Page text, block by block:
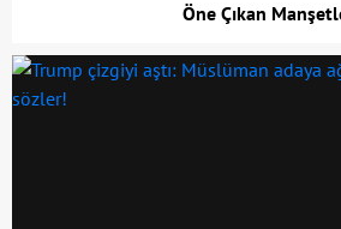
Öne Çıkan